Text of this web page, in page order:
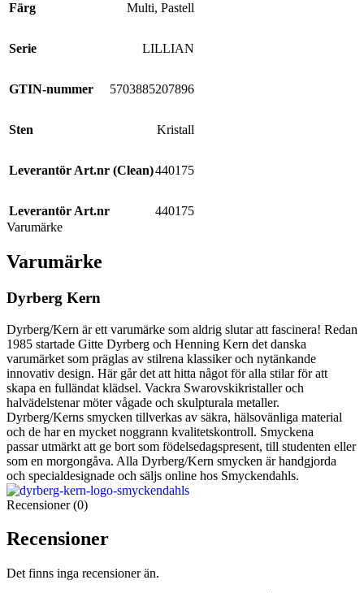
Färg Multi, Pastell
Serie LILLIAN
GTIN-nummer 5703885207896
Sten Kristall
Leverantör Art.nr (Clean)440175
Leverantör Art.nr
440175
Varumärke
Varumärke
Dyrberg Kern
Dyrberg/Kern är ett varumärke som aldrig slutar att fascinera! Redan
1985 startade Gitte Dyrberg och Henning Kern det danska
varumärket som präglas av stilrena klassiker och nytänkande
innovativ design. Här går det att hitta något för alla stilar för att
skapa en fulländat klädsel. Vackra Swarovskikristaller och
halvädelstenar möter vågade och skulpturala metaller.
Dyrberg/Kerns smycken tillverkas av säkra, hälsovänliga material
och de har en mycket noggrann kvalitetskontroll. Smyckena
passar utmärkt att ge bort som födelsedagspresent, till studenten eller
som en morgongåva. Alla Dyrberg/Kern smycken är handgjorda
och specialdesignade och säljs online hos Smyckendahls.
Recensioner (0)
Recensioner
Det finns inga recensioner än.